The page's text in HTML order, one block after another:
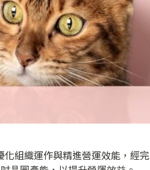
化組織運作與精進營運效能，經完